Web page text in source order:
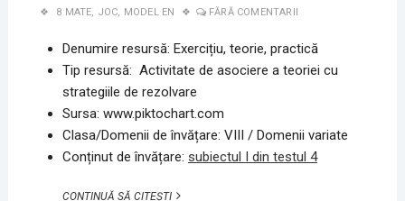
8 MATE, JOC, MODEL EN FĂRĂ COMENTARII
Denumire resursă: Exercițiu, teorie, practică
Tip resursă: Activitate de asociere a teoriei cu
strategiile de rezolvare
Sursa: www.piktochart.com
Clasa/Domenii de învățare: VIII / Domenii variate
Conținut de învățare: subiectul I din testul 4
CONTINUĂ SĂ CITEȘTIEXERCIȚIU,